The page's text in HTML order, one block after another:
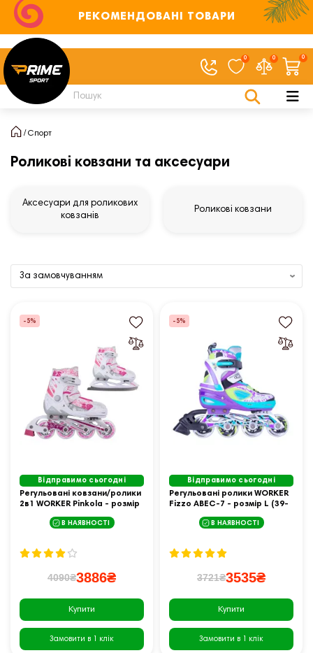
РЕКОМЕНДОВАНІ ТОВАРИ
0 0 0
Спорт
Роликові ковзани та аксесуари
Аксесуари для роликових
ковзанів
Роликові ковзани
-5%
Відправимо сьогодні
Регульовані ковзани/ролики
2в1 WORKER Pinkola - розмір
В НАЯВНОСТІ
4090₴3886₴
Купити
Замовити в 1 клік
-5%
Відправимо сьогодні
Регульовані ролики WORKER
Fizzo ABEC-7 - розмір L (39-
В НАЯВНОСТІ
3721₴3535₴
Купити
Замовити в 1 клік